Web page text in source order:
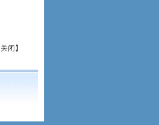
关闭 】